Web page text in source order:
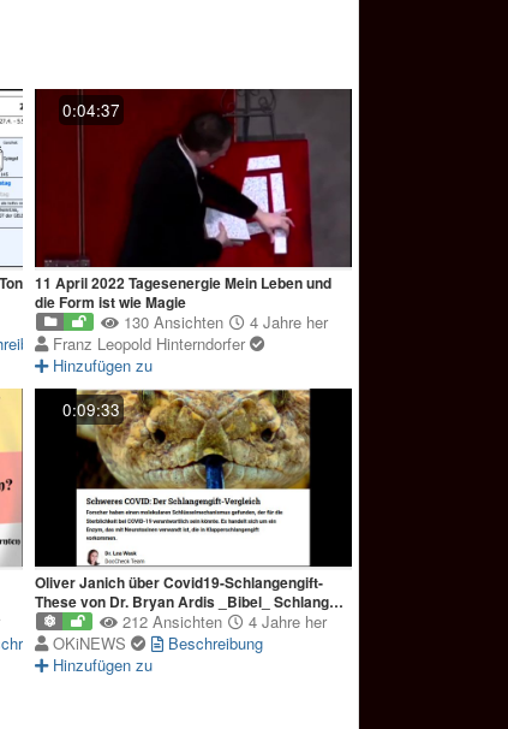
0:04:37
11 April 2022 Tagesenergie Mein Leben und
die Form ist wie Magie
130 Ansichten
4 Jahre her
Franz Leopold Hinterndorfer
Hinzufügen zu
0:09:33
Oliver Janich über Covid19-Schlangengift-
These von Dr. Bryan Ardis _Bibel_ Schlange_
Trinkwasser 212 Ansichten
4 Jahre her
OKiNEWS
Beschreibung
Hinzufügen zu